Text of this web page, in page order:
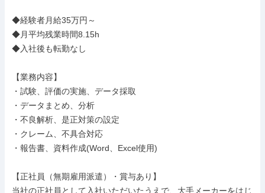
◆経験者月給35万円～
◆月平均残業時間8.15h
◆入社後も転勤なし
【業務内容】
・試験、評価の実施、データ採取
・データまとめ、分析
・不良解析、是正対策の設定
・クレーム、不具合対応
・報告書、資料作成(Word、Excel使用)
【正社員（無期雇用派遣）・賞与あり】
当社の正社員として入社いただいたうえで、大手メーカーをはじ